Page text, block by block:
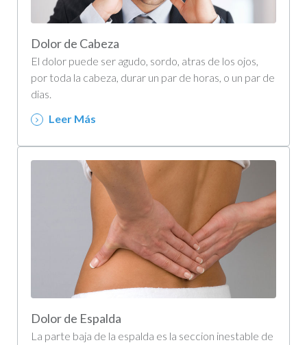
Dolor de Cabeza
El dolor puede ser agudo, sordo, atras de los ojos,
por toda la cabeza, durar un par de horas, o un par de
dias.
Leer Más
Dolor de Espalda
La parte baja de la espalda es la seccion inestable de